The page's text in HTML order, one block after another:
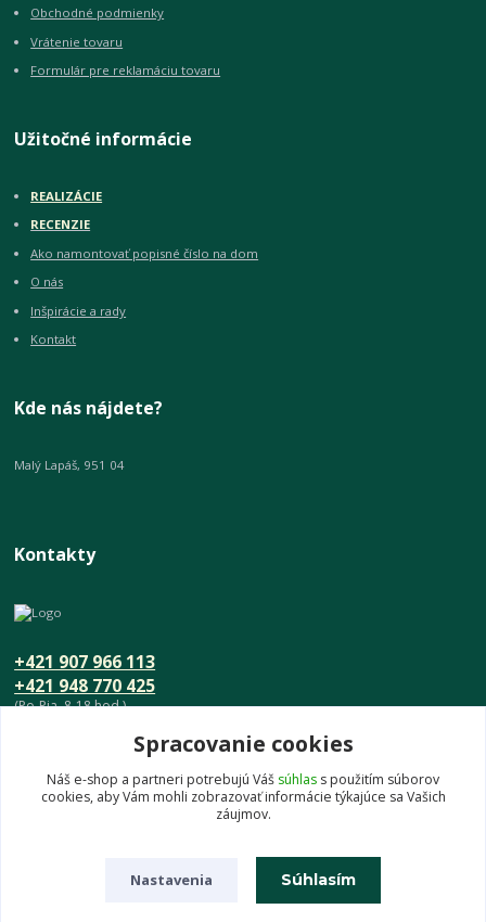
Obchodné podmienky
Vrátenie tovaru
Formulár pre reklamáciu tovaru
Užitočné informácie
REALIZÁCIE
RECENZIE
Ako namontovať popisné číslo na dom
O nás
Inšpirácie a rady
Kontakt
Kde nás nájdete?
Malý Lapáš, 951 04
Kontakty
+421 948 770 425
+421 907 966 113
(Po-Pia, 8-18 hod.)
info@umeniedomova.skSpracovanie cookies
Náš e-shop a partneri potrebujú Váš súhlas s použitím súborov
cookies, aby Vám mohli zobrazovať informácie týkajúce sa Vašich
záujmov.
Nastavenia Súhlasím